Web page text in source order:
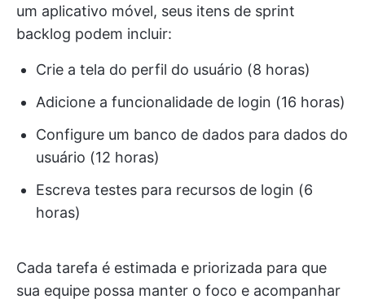
um aplicativo móvel, seus itens de sprint
backlog podem incluir:
Crie a tela do perfil do usuário (8 horas)
Adicione a funcionalidade de login (16 horas)
Configure um banco de dados para dados do
usuário (12 horas)
Escreva testes para recursos de login (6
horas)
Cada tarefa é estimada e priorizada para que
sua equipe possa manter o foco e acompanhar